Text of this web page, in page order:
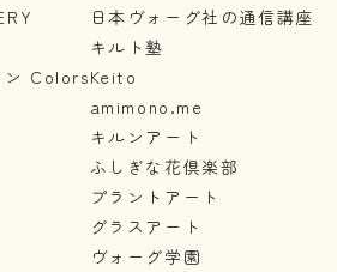
ン Colors
日本ヴォーグ社の通信講座
キルト塾
Keito
amimono.me
キルンアート
ふしぎな花倶楽部
プラントアート
グラスアート
ヴォーグ学園